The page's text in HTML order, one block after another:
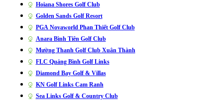
Hoiana Shores Golf Club
Golden Sands Golf Resort
PGA Novaworld Phan Thiết Golf Club
Anara Bình Tiên Golf Club
Mường Thanh Golf Club Xuân Thành
FLC Quảng Bình Golf Links
Diamond Bay Golf & Villas
KN Golf Links Cam Ranh
Sea Links Golf & Country Club